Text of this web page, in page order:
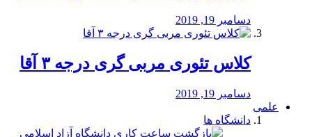
دسامبر 19, 2019
کلاس تئوری مربی گری درجه ۳ آقا
دسامبر 19, 2019
علمی
دانشگاه ها